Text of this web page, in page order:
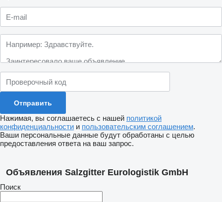
Нажимая, вы соглашаетесь с нашей политикой
конфиденциальности и пользовательским соглашением.
Ваши персональные данные будут обработаны с целью
предоставления ответа на ваш запрос.
Объявления Salzgitter Eurologistik GmbH
Поиск